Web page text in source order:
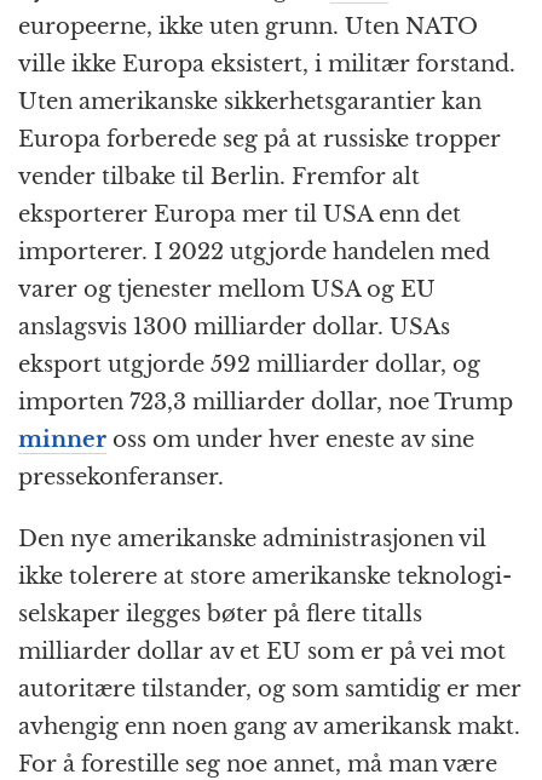
europeerne, ikke uten grunn. Uten NATO
ville ikke Europa eksistert, i militær forstand.
Uten amerikanske sikkerhets­garantier kan
Europa forberede seg på at russiske tropper
vender tilbake til Berlin. Fremfor alt
eksporterer Europa mer til USA enn det
importerer. I 2022 utgjorde handelen med
varer og tjenester mellom USA og EU
anslagsvis 1300 milliarder dollar. USAs
eksport utgjorde 592 milliarder dollar, og
importen 723,3 milliarder dollar, noe Trump
minner oss om under hver eneste av sine
presse­konferanser.
Den nye amerikanske administrasjonen vil
ikke tolerere at store amerikanske teknologi­
selskaper ilegges bøter på flere titalls
milliarder dollar av et EU som er på vei mot
autoritære tilstander, og som samtidig er mer
avhengig enn noen gang av amerikansk makt.
For å forestille seg noe annet, må man være